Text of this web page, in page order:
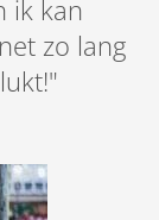
ik kan
zo lang